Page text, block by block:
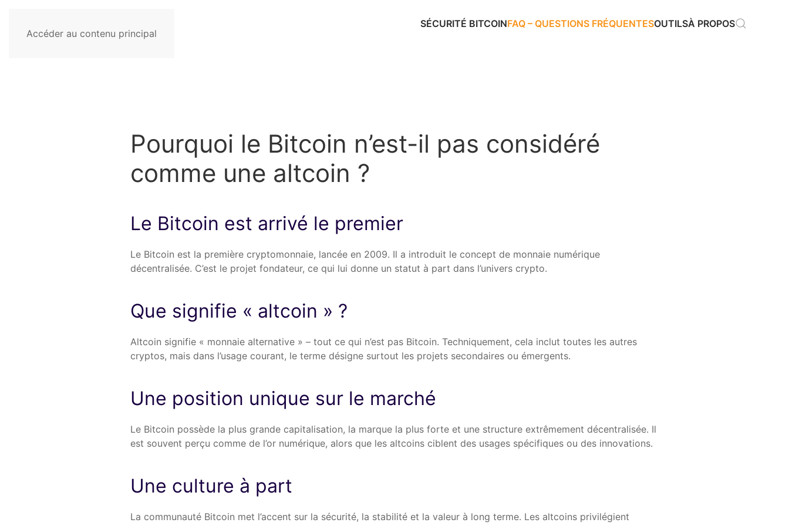
Accéder au contenu principal
SÉCURITÉ BITCOINFAQ – QUESTIONS FRÉQUENTESOUTILSÀ PROPOS
Pourquoi le Bitcoin n’est-il pas considéré
comme une altcoin ?
Le Bitcoin est arrivé le premier
Le Bitcoin est la première cryptomonnaie, lancée en 2009. Il a introduit le concept de monnaie numérique
décentralisée. C’est le projet fondateur, ce qui lui donne un statut à part dans l’univers crypto.
Que signifie « altcoin » ?
Altcoin signifie « monnaie alternative » – tout ce qui n’est pas Bitcoin. Techniquement, cela inclut toutes les autres
cryptos, mais dans l’usage courant, le terme désigne surtout les projets secondaires ou émergents.
Une position unique sur le marché
Le Bitcoin possède la plus grande capitalisation, la marque la plus forte et une structure extrêmement décentralisée. Il
est souvent perçu comme de l’or numérique, alors que les altcoins ciblent des usages spécifiques ou des innovations.
Une culture à part
La communauté Bitcoin met l’accent sur la sécurité, la stabilité et la valeur à long terme. Les altcoins privilégient